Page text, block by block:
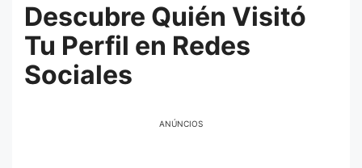
Descubre Quién Visitó
Tu Perfil en Redes
Sociales
ANÚNCIOS